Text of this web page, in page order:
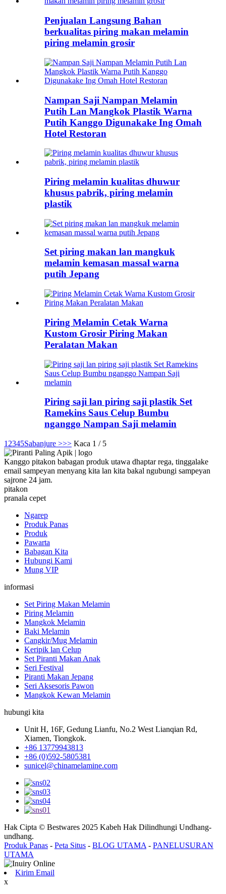
Penjualan Langsung Bahan
berkualitas piring makan melamin
piring melamin grosir
Nampan Saji Nampan Melamin
Putih Lan Mangkok Plastik Warna
Putih Kanggo Digunakake Ing Omah
Hotel Restoran
Piring melamin kualitas dhuwur
khusus pabrik, piring melamin
plastik
Set piring makan lan mangkuk
melamin kemasan massal warna
putih Jepang
Piring Melamin Cetak Warna
Kustom Grosir Piring Makan
Peralatan Makan
Piring saji lan piring saji plastik Set
Ramekins Saus Celup Bumbu
nganggo Nampan Saji melamin
1 2345Sabanjure >>> Kaca 1 / 5
Kanggo pitakon babagan produk utawa dhaptar rega, tinggalake
email sampeyan menyang kita lan kita bakal ngubungi sampeyan
sajrone 24 jam.
pitakon
pranala cepet
Ngarep
Produk Panas
Produk
Pawarta
Babagan Kita
Hubungi Kami
Mung VIP
informasi
Set Piring Makan Melamin
Piring Melamin
Mangkok Melamin
Baki Melamin
Cangkir/Mug Melamin
Keripik lan Celup
Set Piranti Makan Anak
Seri Festival
Piranti Makan Jepang
Seri Aksesoris Pawon
Mangkok Kewan Melamin
hubungi kita
Unit H, 16F, Gedung Lianfu, No.2 West Lianqian Rd,
Xiamen, Tiongkok.
+86 13779943813
+86 (0)592-5805381
sunicel@chinamelamine.com
Hak Cipta © Bestwares 2025 Kabeh Hak Dilindhungi Undhang-
undhang.
Produk Panas - Peta Situs - BLOG UTAMA - PANELUSURAN
UTAMA
Kirim Email
x